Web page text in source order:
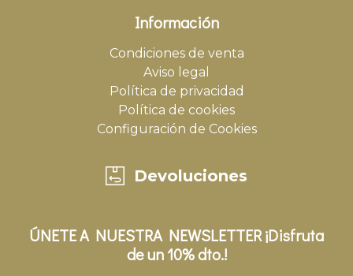
Información
Condiciones de venta
Aviso legal
Política de privacidad
Política de cookies
Configuración de Cookies
Devoluciones
ÚNETE A NUESTRA NEWSLETTER ¡Disfruta
de un 10% dto.!